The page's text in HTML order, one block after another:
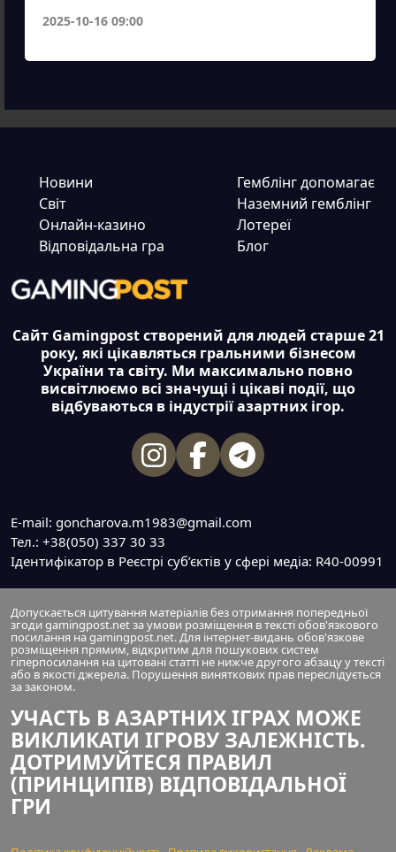
2025-10-16 09:00
Новини
Світ
Онлайн-казино
Відповідальна гра
Гемблінг допомагає
Наземний гемблінг
Лотереї
Блог
Сайт Gamingpost створений для людей старше 21
року, які цікавляться гральними бізнесом
України та світу. Ми максимально повно
висвітлюємо всі значущі і цікаві події, що
відбуваються в індустрії азартних ігор.
E-mail: goncharova.m1983@gmail.com
Тел.: +38(050) 337 30 33
Ідентифікатор в Реєстрі суб’єктів у сфері медіа: R40-00991
Допускається цитування матеріалів без отримання попередньої
згоди gamingpost.net за умови розміщення в тексті обов'язкового
посилання на gamingpost.net. Для інтернет-видань обов'язкове
розміщення прямим, відкритим для пошукових систем
гіперпосилання на цитовані статті не нижче другого абзацу у тексті
або в якості джерела. Порушення виняткових прав переслідується
за законом.
УЧАСТЬ В АЗАРТНИХ ІГРАХ МОЖЕ
ВИКЛИКАТИ ІГРОВУ ЗАЛЕЖНІСТЬ.
ДОТРИМУЙТЕСЯ ПРАВИЛ
(ПРИНЦИПІВ) ВІДПОВІДАЛЬНОЇ
ГРИ